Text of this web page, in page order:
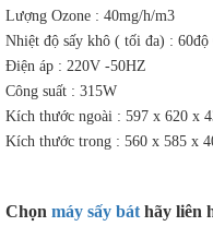
Lượng Ozone : 40mg/h/m3
Nhiệt độ sấy khô ( tối đa) : 60độ
Điện áp : 220V -50HZ
Công suất : 315W
Kích thước ngoài : 597 x 620 x
Kích thước trong : 560 x 585 x
Chọn máy sấy bát hãy liên